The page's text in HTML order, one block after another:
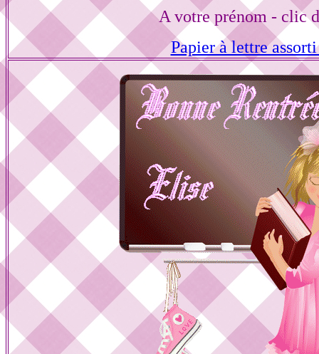
A votre prénom - clic
Papier à lettre